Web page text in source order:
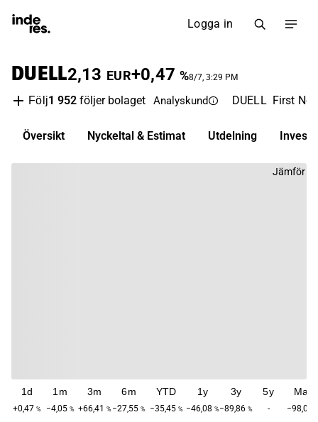
Logga in
DUELL2,13 EUR+0,47 %8/7, 3:29 PM
Följ1 952 följer bolaget Analyskund DUELL First
Översikt Nyckeltal & Estimat Utdelning
Jämför
1d
+0,47 %
1m
−4,05 %
3m
+66,41 %
6m
−27,55 %
YTD
−35,45 %
1y
−46,08 %
3y
−89,86 %
5y
-
Max
−98,01